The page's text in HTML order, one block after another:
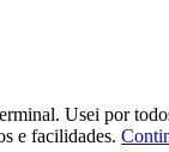
Usei por
e facilidades.